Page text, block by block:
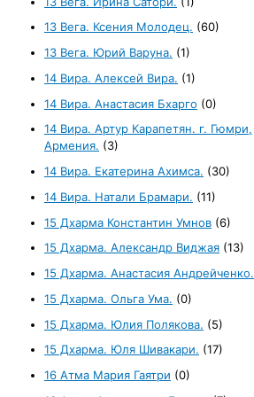
13 Вега. Ксения Молодец. (60)
13 Вега. Юрий Варуна. (1)
14 Вира. Алексей Вира. (1)
14 Вира. Анастасия Бхарго (0)
14 Вира. Артур Карапетян. г. Гюмри,
Армения. (3)
14 Вира. Екатерина Ахимса. (30)
14 Вира. Натали Брамари. (11)
15 Дхарма Константин Умнов (6)
15 Дхарма. Александр Виджая (13)
15 Дхарма. Анастасия Андрейченко.
15 Дхарма. Ольга Ума. (0)
15 Дхарма. Юлия Полякова. (5)
15 Дхарма. Юля Шивакари. (17)
16 Атма Мария Гаятри (0)